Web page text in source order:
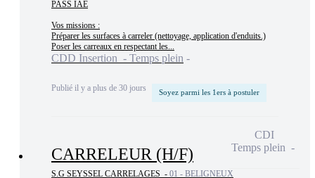
PASS IAE
Vos missions :
Préparer les surfaces à carreler (nettoyage, application d'enduits.)
Poser les carreaux en respectant les...
CDD Insertion - Temps plein
Publié il y a plus de 30 jours Soyez parmi les 1ers à postuler
CARRELEUR (H/F)
S.G SEYSSEL CARRELAGES - 01 - BELIGNEUX
CDI
Temps plein